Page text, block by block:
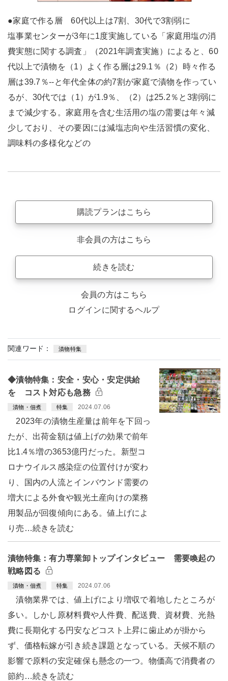
●家庭で作る層 60代以上は7割、30代で3割弱に
塩事業センターが3年に1度実施している「家庭用塩の消
費実態に関する調査」（2021年調査実施）によると、60
代以上で漬物を（1）よく作る層は29.1％（2）時々作る
層は39.7％--と年代全体の約7割が家庭で漬物を作ってい
るが、30代では（1）が1.9％、（2）は25.2％と3割弱に
まで減少する。家庭用を含む生活用の塩の需要は年々減
少しており、その要因には減塩志向や生活習慣の変化、
調味料の多様化などの
購読プランはこちら
非会員の方はこちら
続きを読む
会員の方はこちら
ログインに関するヘルプ
関連ワード： 漬物特集
◆漬物特集：安全・安心・安定供給
を コスト対応も急務
漬物・佃煮 特集 2024.07.06
2023年の漬物生産量は前年を下回っ
たが、出荷金額は値上げの効果で前年
比1.4％増の3653億円だった。新型コ
ロナウイルス感染症の位置付けが変わ
り、国内の人流とインバウンド需要の
増大による外食や観光土産向けの業務
用製品が回復傾向にある。値上げによ
り売…続きを読む
漬物特集：有力専業卸トップインタビュー 需要喚起の
戦略図る
漬物・佃煮 特集 2024.07.06
漬物業界では、値上げにより増収で着地したところが
多い。しかし原材料費や人件費、配送費、資材費、光熱
費に長期化する円安などコスト上昇に歯止めが掛から
ず、価格転嫁が引き続き課題となっている。天候不順の
影響で原料の安定確保も懸念の一つ。物価高で消費者の
節約…続きを読む